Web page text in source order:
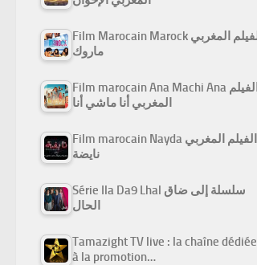
Film Marocain Marock الفيلم المغربي
ماروك
Film marocain Ana Machi Ana الفيلم
المغربي أنا ماشي أنا
Film marocain Nayda الفيلم المغربي
نايضة
Série Ila Da9 Lhal سلسلة إلى ضاق
الحال
Tamazight TV live : la chaîne dédiée
à la promotion…